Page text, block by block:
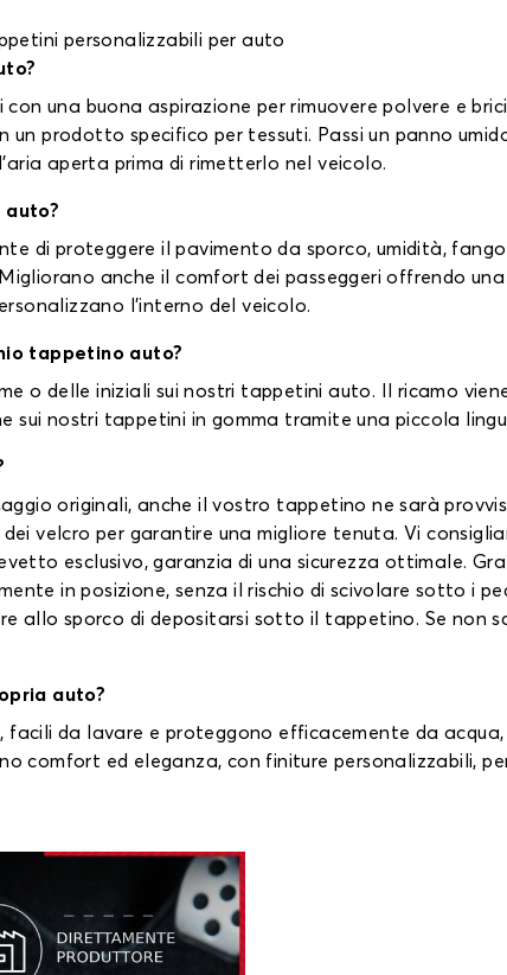
personalizzabili per auto
una buona aspirazione per rimuovere polvere e
prodotto specifico per tessuti. Passi un panno
aperta prima di rimetterlo nel veicolo.
di proteggere il pavimento da sporco, umidità, fango
anche il comfort dei passeggeri offrendo
l’interno del veicolo.
tappetino auto?
o delle iniziali sui nostri tappetini auto. Il ricamo
sui nostri tappetini in gomma tramite una piccola
originali, anche il vostro tappetino ne sarà
velcro per garantire una migliore tenuta. Vi
esclusivo, garanzia di una sicurezza ottimale.
in posizione, senza il rischio di scivolare sotto i
allo sporco di depositarsi sotto il tappetino. Se non
auto?
facili da lavare e proteggono efficacemente da
comfort ed eleganza, con finiture personalizzabili,